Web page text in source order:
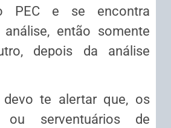
PEC e se encontra
então somente
depois da análise
devo te alertar que, os
ou serventuários de